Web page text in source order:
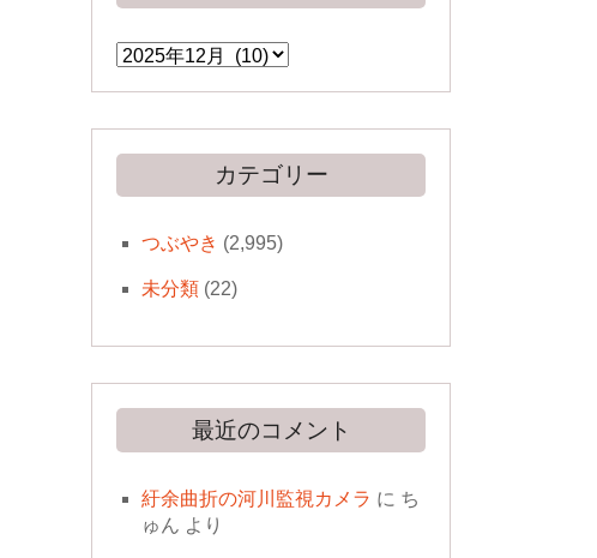
ア
ー
カ
カテゴリー
つぶやき (2,995)
未分類(22)
最近のコメント
紆余曲折の河川監視カメラ に ち
ゅん より